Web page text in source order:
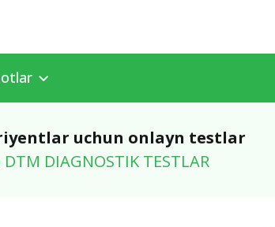
uchun onlayn testlar
DIAGNOSTIK TESTLAR